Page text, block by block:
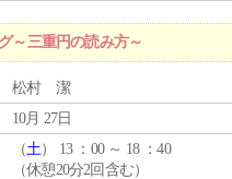
～三重円の読み方～
松村 潔
10月 27日
（土） 13 ：00 ～ 18 ：40
（休憩20分2回含む）